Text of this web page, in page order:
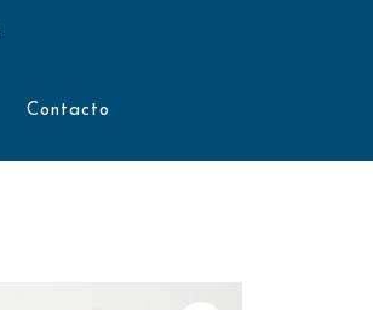
Contacto